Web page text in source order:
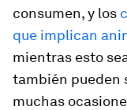
consumen, y los
que implican
mientras esto
también pueden
muchas